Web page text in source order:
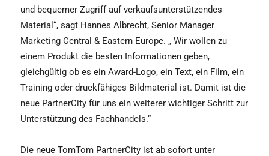
und bequemer Zugriff auf verkaufsunterstützendes
Material“, sagt Hannes Albrecht, Senior Manager
Marketing Central & Eastern Europe. „ Wir wollen zu
einem Produkt die besten Informationen geben,
gleichgültig ob es ein Award-Logo, ein Text, ein Film, ein
Training oder druckfähiges Bildmaterial ist. Damit ist die
neue PartnerCity für uns ein weiterer wichtiger Schritt zur
Unterstützung des Fachhandels.“
Die neue TomTom PartnerCity ist ab sofort unter